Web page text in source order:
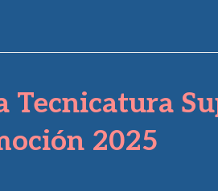
Tecnicatura
2025